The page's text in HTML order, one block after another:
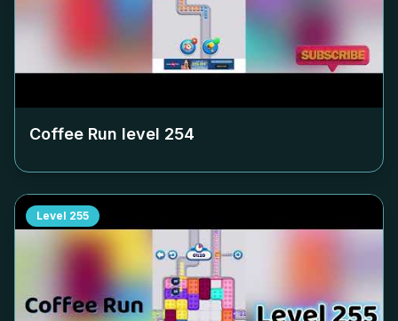
Coffee Run level 254
Level 255